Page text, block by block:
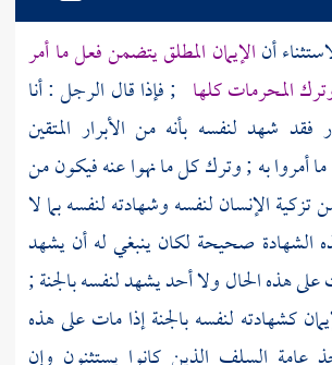
أنالإيمان المطلق يتضمن فعل ما أمر
المحرمات كلها ; فإذا قال الرجل : أنا
فقد شهد لنفسه بأنه من الأبرار المتقين
ما أمروا به ; وترك كل ما نهوا عنه فيكون من
تزكية الإنسان لنفسه وشهادته لنفسه بما لا
الشهادة صحيحة لكان ينبغي له أن يشهد
على هذه الحال ولا أحد يشهد لنفسه بالجنة ;
كشهادته لنفسه بالجنة إذا مات على هذه